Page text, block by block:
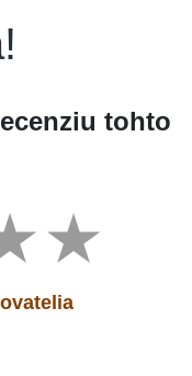
tohto